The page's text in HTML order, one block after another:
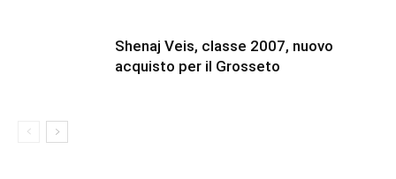
Shenaj Veis, classe 2007, nuovo
acquisto per il Grosseto